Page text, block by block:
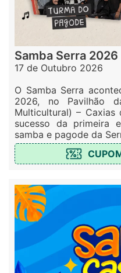
Samba Serra 2026
17 de Outubro 2026
O Samba Serra
2026, no Pavilhão
Multicultural) –
sucesso da primeira
samba e pagode da